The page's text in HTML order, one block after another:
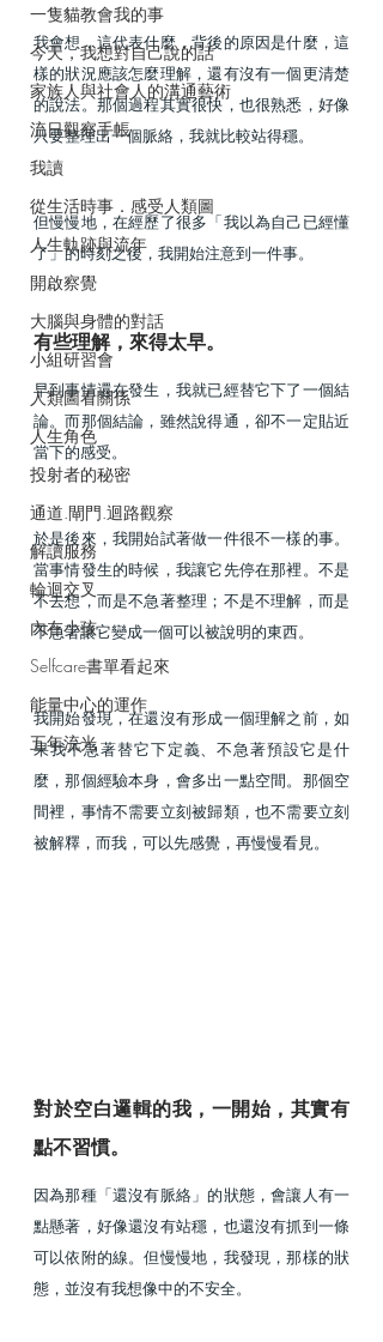
一隻貓教會我的事
今天，我想對自己說的話
家族人與社會人的溝通藝術
流日觀察手帳
我讀
從生活時事．感受人類圖
人生軌跡與流年
開啟察覺
大腦與身體的對話
小組研習會
人類圖看關係
人生角色
投射者的秘密
通道.閘門.迴路觀察
解讀服務
輪迴交叉
內在小孩
Selfcare書單看起來
能量中心的運作
五年流光
我會想，這代表什麼，背後的原因是什麼，這
樣的狀況應該怎麼理解，還有沒有一個更清楚
的說法。那個過程其實很快，也很熟悉，好像
只要整理出一個脈絡，我就比較站得穩。
但慢慢地，在經歷了很多「我以為自己已經懂
了」的時刻之後，我開始注意到一件事。
有些理解，來得太早。
早到事情還在發生，我就已經替它下了一個結
論。而那個結論，雖然說得通，卻不一定貼近
當下的感受。
於是後來，我開始試著做一件很不一樣的事。
當事情發生的時候，我讓它先停在那裡。不是
不去想，而是不急著整理；不是不理解，而是
不急著讓它變成一個可以被說明的東西。
我開始發現，在還沒有形成一個理解之前，如
果我不急著替它下定義、不急著預設它是什
麼，那個經驗本身，會多出一點空間。那個空
間裡，事情不需要立刻被歸類，也不需要立刻
被解釋，而我，可以先感覺，再慢慢看見。
對於空白邏輯的我，一開始，其實有
點不習慣。
因為那種「還沒有脈絡」的狀態，會讓人有一
點懸著，好像還沒有站穩，也還沒有抓到一條
可以依附的線。但慢慢地，我發現，那樣的狀
態，並沒有我想像中的不安全。